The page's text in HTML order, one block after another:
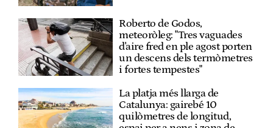
Roberto de Godos,
meteoròleg: "Tres vaguades
d'aire fred en ple agost porten
un descens dels termòmetres
i fortes tempestes"
La platja més llarga de
Catalunya: gairebé 10
quilòmetres de longitud,